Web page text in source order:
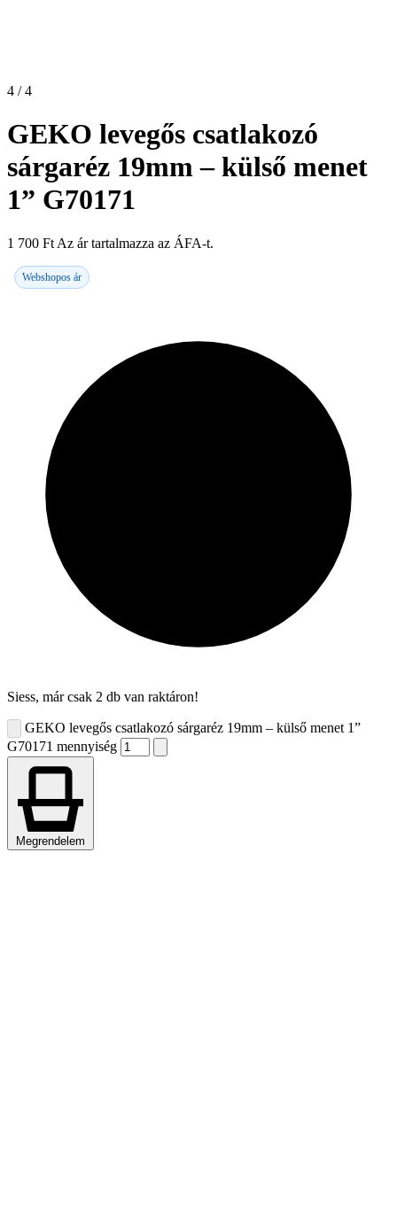
4 / 4
GEKO levegős csatlakozó
sárgaréz 19mm – külső menet
1” G70171
1 700 Ft Az ár tartalmazza az ÁFA-t.
Webshopos ár
Siess, már csak 2 db van raktáron!
GEKO levegős csatlakozó sárgaréz 19mm – külső menet 1”
G70171 mennyiség
Megrendelem